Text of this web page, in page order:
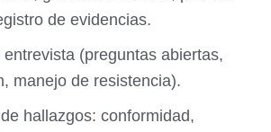
de evidencias.
(preguntas abiertas,
manejo de resistencia).
hallazgos: conformidad,